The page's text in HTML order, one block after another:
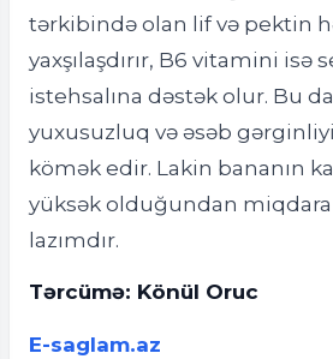
tərkibində olan lif və pektin
yaxşılaşdırır, B6 vitamini isə
istehsalına dəstək olur. Bu
yuxusuzluq və əsəb
kömək edir. Lakin bananın
yüksək olduğundan
lazımdır.
Tərcümə: Könül Oruc
E-saglam.az